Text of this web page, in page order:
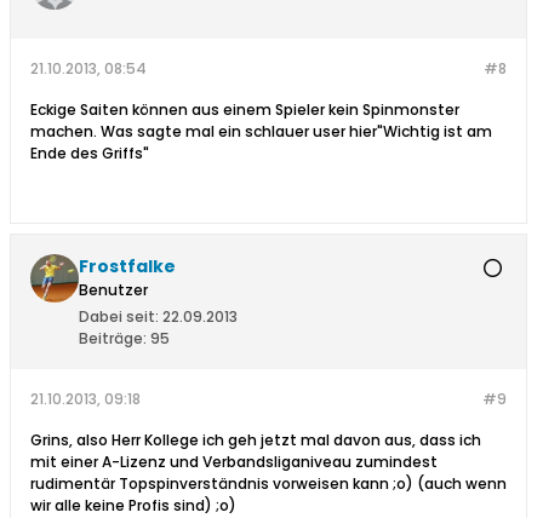
#8
21.10.2013, 08:54
Eckige Saiten können aus einem Spieler kein Spinmonster
machen. Was sagte mal ein schlauer user hier"Wichtig ist am
Ende des Griffs"
Frostfalke
Benutzer
Dabei seit: 22.09.2013
Beiträge: 95
#9
21.10.2013, 09:18
Grins, also Herr Kollege ich geh jetzt mal davon aus, dass ich
mit einer A-Lizenz und Verbandsliganiveau zumindest
rudimentär Topspinverständnis vorweisen kann ;o) (auch wenn
wir alle keine Profis sind) ;o)